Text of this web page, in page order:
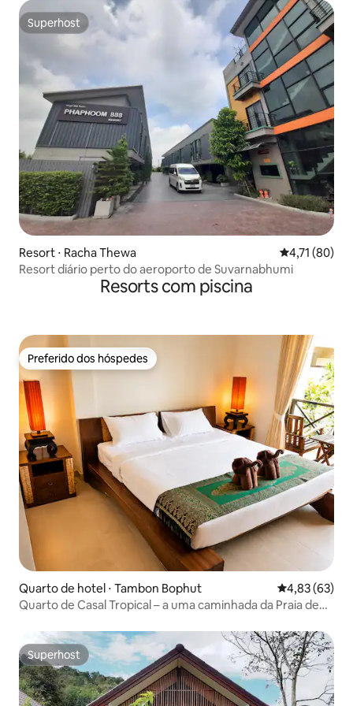
Superhost
Superhost
Resort ⋅ Racha Thewa 4,71 de uma
4,71 (80)
Resort diário perto do aeroporto de Suvarnabhumi
Resorts com piscina
Preferido dos hóspedes
Preferido dos hóspedes
Quarto de hotel ⋅ Tambon Bophut 4,83 de uma
4,83 (63)
Quarto de Casal Tropical – a uma caminhada da Praia de
Superhost
Superhost